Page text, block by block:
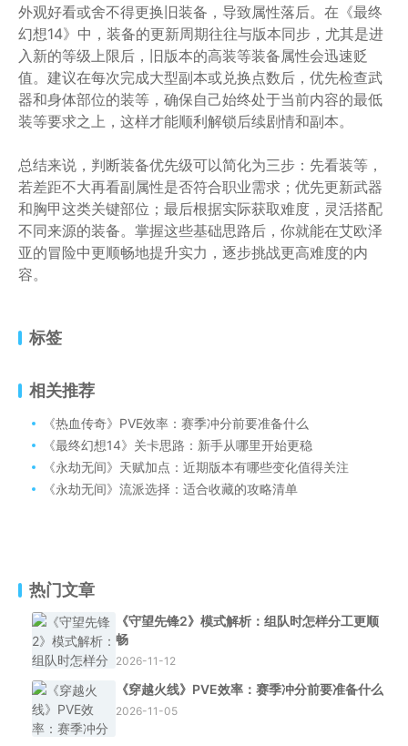
外观好看或舍不得更换旧装备，导致属性落后。在《最终
幻想14》中，装备的更新周期往往与版本同步，尤其是进
入新的等级上限后，旧版本的高装等装备属性会迅速贬
值。建议在每次完成大型副本或兑换点数后，优先检查武
器和身体部位的装等，确保自己始终处于当前内容的最低
装等要求之上，这样才能顺利解锁后续剧情和副本。
总结来说，判断装备优先级可以简化为三步：先看装等，
若差距不大再看副属性是否符合职业需求；优先更新武器
和胸甲这类关键部位；最后根据实际获取难度，灵活搭配
不同来源的装备。掌握这些基础思路后，你就能在艾欧泽
亚的冒险中更顺畅地提升实力，逐步挑战更高难度的内
容。
标签
相关推荐
《热血传奇》PVE效率：赛季冲分前要准备什么
《最终幻想14》关卡思路：新手从哪里开始更稳
《永劫无间》天赋加点：近期版本有哪些变化值得关注
《永劫无间》流派选择：适合收藏的攻略清单
热门文章
《守望先锋2》模式解析：组队时怎样分工更顺
畅
2026-11-12
《穿越火线》PVE效率：赛季冲分前要准备什么
2026-11-05